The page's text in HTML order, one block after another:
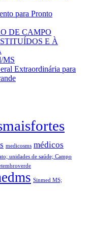
para Pronto
DE CAMPO
E À
MS
Extraordinária para
medicosms médicos
unidades de saúde; Campo
Sinmed MS;